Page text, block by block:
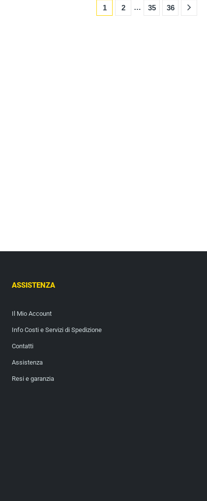
1 2 … 35 36
ASSISTENZA
Il Mio Account
Info Costi e Servizi di Spedizione
Contatti
Assistenza
Resi e garanzia